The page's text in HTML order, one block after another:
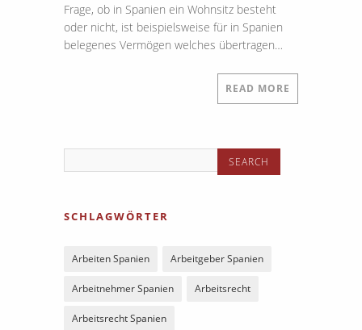
Frage, ob in Spanien ein Wohnsitz besteht
oder nicht, ist beispielsweise für in Spanien
belegenes Vermögen welches übertragen…
READ MORE
SCHLAGWÖRTER
Arbeiten Spanien Arbeitgeber Spanien
Arbeitnehmer Spanien Arbeitsrecht
Arbeitsrecht Spanien